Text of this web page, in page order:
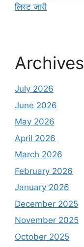
लिस्ट जारी
Archives
July 2026
June 2026
May 2026
April 2026
March 2026
February 2026
January 2026
December 2025
November 2025
October 2025